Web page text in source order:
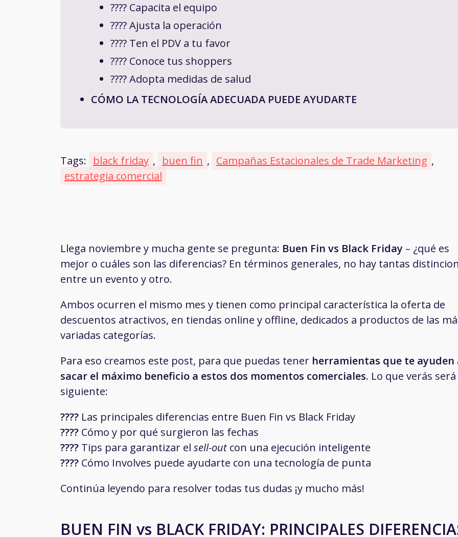
???? Capacita el equipo
???? Ajusta la operación
???? Ten el PDV a tu favor
???? Conoce tus shoppers
???? Adopta medidas de salud
CÓMO LA TECNOLOGÍA ADECUADA PUEDE AYUDARTE
Tags: black friday , buen fin , Campañas Estacionales de Trade Marketing ,
estrategia comercial
Llega noviembre y mucha gente se pregunta: Buen Fin vs Black Friday – ¿qué es
mejor o cuáles son las diferencias? En términos generales, no hay tantas
entre un evento y otro.
Ambos ocurren el mismo mes y tienen como principal característica la oferta de
descuentos atractivos, en tiendas online y offline, dedicados a productos de las
variadas categorías.
Para eso creamos este post, para que puedas tener herramientas que te ayuden
sacar el máximo beneficio a estos dos momentos comerciales. Lo que verás
siguiente:
???? Las principales diferencias entre Buen Fin vs Black Friday
???? Cómo y por qué surgieron las fechas
???? Tips para garantizar el sell-outcon una ejecución inteligente
???? Cómo Involves puede ayudarte con una tecnología de punta
Continúa leyendo para resolver todas tus dudas ¡y mucho más!
BUEN FIN vs BLACK FRIDAY: PRINCIPALES